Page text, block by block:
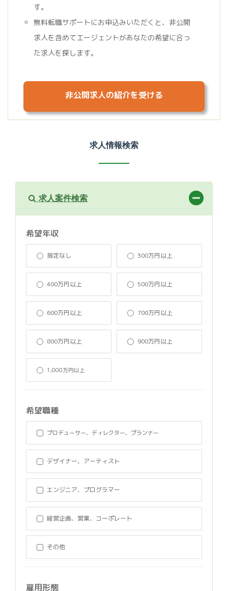
す。
無料転職サポートにお申込みいただくと、非公開
求人を含めてエージェントがあなたの希望に合っ
た求人を探します。
非公開求人の紹介を受ける
求人情報検索
求人案件検索
希望年収
指定なし 300万円以上
400万円以上 500万円以上
600万円以上 700万円以上
800万円以上 900万円以上
1,000万円以上
希望職種
プロデューサー、ディレクター、プランナー
デザイナー、アーティスト
エンジニア、プログラマー
経営企画、営業、コーポレート
その他
雇用形態